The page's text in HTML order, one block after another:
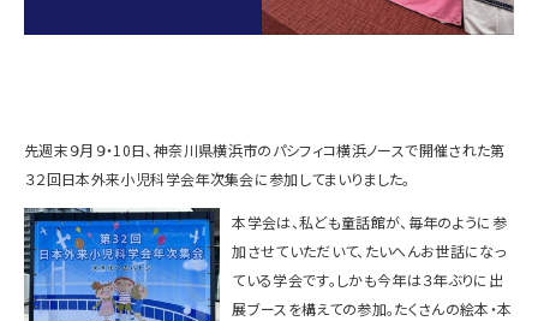
先週末９月９・10日、神奈川県横浜市のパシフィコ横浜ノースで開催された第
３２回日本外来小児科学会年次集会に参加してまいりました。
本学会は、私ども童話館が、毎年のように参
加させていただいて、たいへんお世話になっ
ている学会です。しかも今年は３年ぶりに出
展ブースを構えての参加。たくさんの絵本・本